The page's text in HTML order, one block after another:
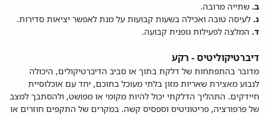
ב. שתייה מרובה.
ג. לעיסה טובה ואכילה בשעות קבועות על מנת לאפשר יציאות סדירות.
ד. המלצה לפעילות גופנית קבועה.
דיברטיקוליטיס - רקע
מדובר בהתפתחות של דלקת בתוך או סביב הדיברטיקולים, היכולה
לנבוע מאצירת שאריות מזון בלתי מעוכל בתוכם, יחד עם אוכלוסיית
חיידקים. התהליך הדלקתי יכול להיות מקומי או מפושט, ולהסתבך למצב
של פרפורציה, פריטוניטיס וספסיס קשה. במקרים של התקפים חוזרים או